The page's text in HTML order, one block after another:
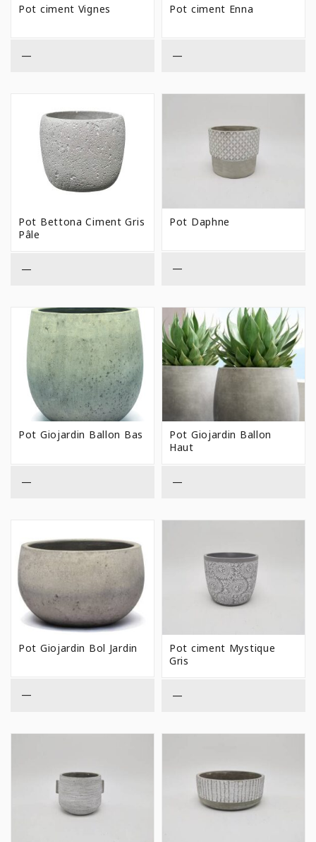
Pot ciment Vignes
—
Pot ciment Enna
—
Pot Bettona Ciment Gris
Pâle
—
Pot Daphne
—
Pot Giojardin Ballon Bas
—
Pot Giojardin Ballon
Haut
—
Pot Giojardin Bol Jardin
—
Pot ciment Mystique
Gris
—